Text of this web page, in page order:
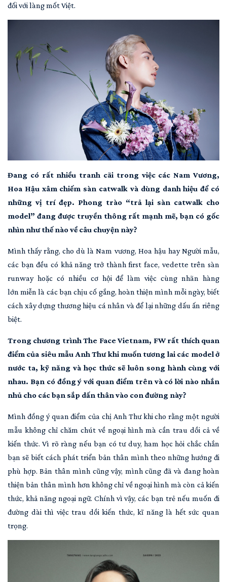
đối với làng mốt Việt.
Đang có rất nhiều tranh cãi trong việc các Nam Vương,
Hoa Hậu xâm chiếm sàn catwalk và dùng danh hiệu để có
những vị trí đẹp. Phong trào “trả lại sàn catwalk cho
model” đang được truyền thông rất mạnh mẽ, bạn có gốc
nhìn như thế nào về câu chuyện này?
Mình thấy rằng, cho dù là Nam vương, Hoa hậu hay Người mẫu,
các bạn đều có khả năng trở thành first face, vedette trên sàn
runway hoặc có nhiều cơ hội để làm việc cùng nhãn hàng
lớn miễn là các bạn chịu cố gắng, hoàn thiện mình mỗi ngày, biết
cách xây dựng thương hiệu cá nhân và để lại những dấu ấn riêng
biệt.
Trong chương trình The Face Vietnam, FW rất thích quan
điểm của siêu mẫu Anh Thư khi muốn tương lai các model ở
nước ta, kỹ năng và học thức sẽ luôn song hành cùng với
nhau. Bạn có đồng ý với quan điểm trên và có lời nào nhắn
nhủ cho các bạn sắp dấn thân vào con đường này?
Mình đồng ý quan điểm của chị Anh Thư khi cho rằng một người
mẫu không chỉ chăm chút về ngoại hình mà cần trau dồi cả về
kiến thức. Vì rõ ràng nếu bạn có tư duy, ham học hỏi chắc chắn
bạn sẽ biết cách phát triển bản thân mình theo những hướng đi
phù hợp. Bản thân mình cũng vậy, mình cũng đã và đang hoàn
thiện bản thân mình hơn không chỉ về ngoại hình mà còn cả kiến
thức, khả năng ngoại ngữ. Chính vì vậy, các bạn trẻ nếu muốn đi
đường dài thì việc trau dồi kiến thức, kĩ năng là hết sức quan
trọng.